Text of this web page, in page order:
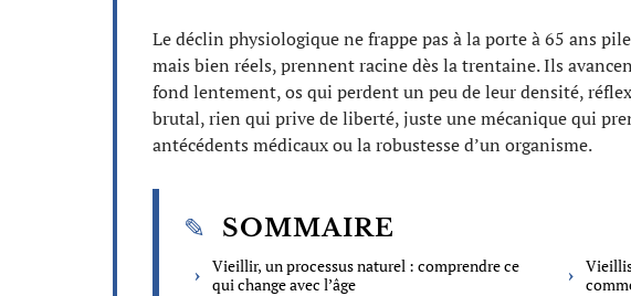
Le déclin physiologique ne frappe pas à la porte à 65 ans
mais bien réels, prennent racine dès la trentaine. Ils
fond lentement, os qui perdent un peu de leur densité,
brutal, rien qui prive de liberté, juste une mécanique qui
antécédents médicaux ou la robustesse d’un organisme.
SOMMAIRE
Vieillir, un processus naturel : comprendre ce
qui change avec l’âge